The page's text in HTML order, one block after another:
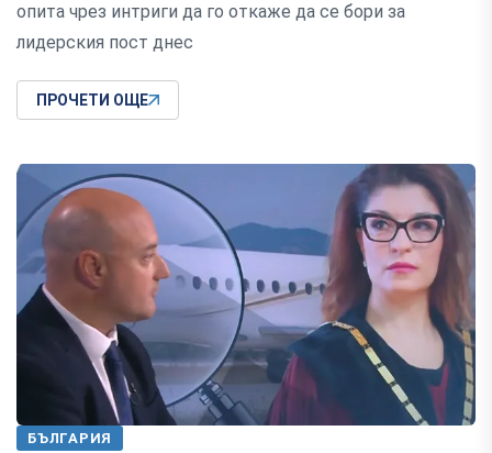
опита чрез интриги да го откаже да се бори за
лидерския пост днес
ПРОЧЕТИ ОЩЕ
БЪЛГАРИЯ